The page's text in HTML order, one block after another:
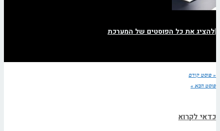
|להציג את כל הפוסטים של המערכת
« פוסט קודם
פוסט הבא »
כדאי לקרוא